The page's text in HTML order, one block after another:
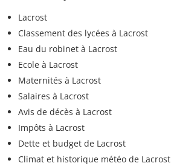
Lacrost
Classement des lycées à Lacrost
Eau du robinet à Lacrost
Ecole à Lacrost
Maternités à Lacrost
Salaires à Lacrost
Avis de décès à Lacrost
Impôts à Lacrost
Dette et budget de Lacrost
Climat et historique météo de Lacrost